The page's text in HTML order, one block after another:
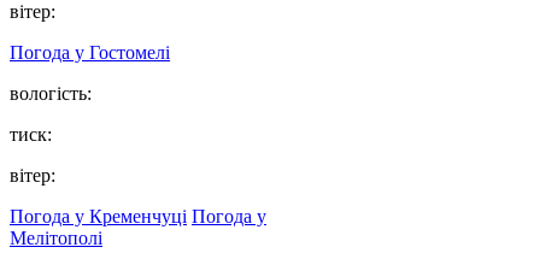
вітер:
Погода у Гостомелі
вологість:
тиск:
вітер:
Погода у Кременчуці Погода у
Мелітополі